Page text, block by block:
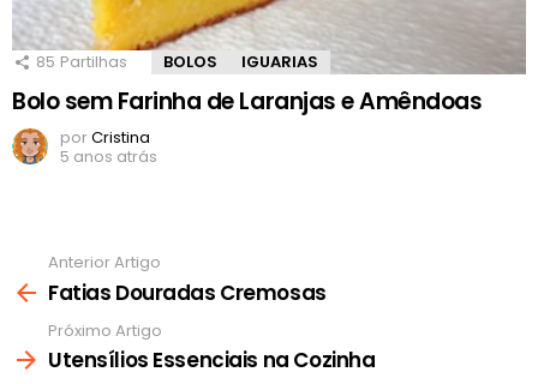
85 Partilhas BOLOS IGUARIAS
Bolo sem Farinha de Laranjas e Amêndoas
porCristina
5 anos atrás
mais
Anterior Artigo
Fatias Douradas Cremosas
Próximo Artigo
Utensílios Essenciais na Cozinha